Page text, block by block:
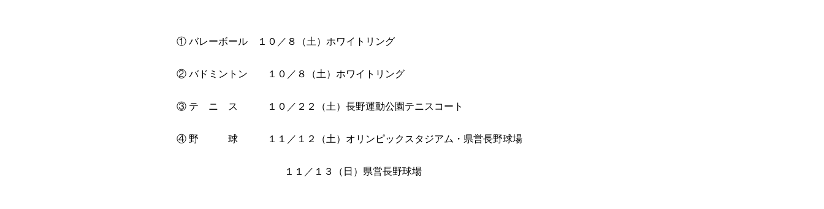
① バレーボール １０／８（土）ホワイトリング
② バドミントン １０／８（土）ホワイトリング
③ テ ニ ス １０／２２（土）長野運動公園テニスコート
④ 野 球 １１／１２（土）オリンピックスタジアム・県営長野球場
１１／１３（日）県営長野球場